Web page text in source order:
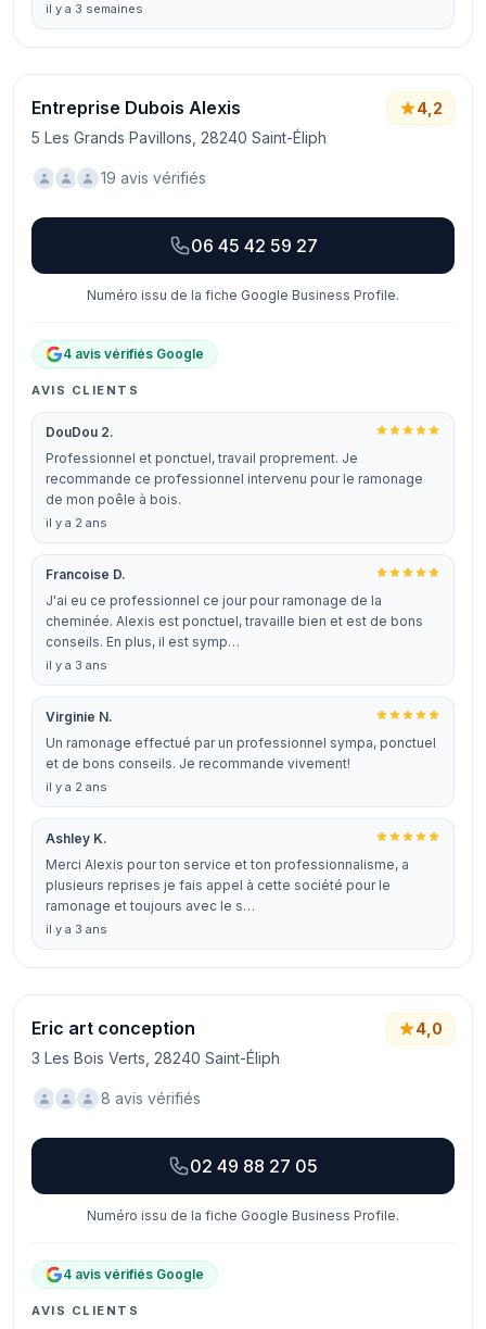
il y a 3 semaines
Entreprise Dubois Alexis
5 Les Grands Pavillons, 28240 Saint-Éliph
4,2
19 avis vérifiés
06 45 42 59 27
Numéro issu de la fiche Google Business Profile.
4 avis vérifiés Google
AVIS CLIENTS
DouDou 2.
Professionnel et ponctuel, travail proprement. Je
recommande ce professionnel intervenu pour le ramonage
de mon poêle à bois.
il y a 2 ans
Francoise D.
J'ai eu ce professionnel ce jour pour ramonage de la
cheminée. Alexis est ponctuel, travaille bien et est de bons
conseils. En plus, il est symp…
il y a 3 ans
Virginie N.
Un ramonage effectué par un professionnel sympa, ponctuel
et de bons conseils. Je recommande vivement!
il y a 2 ans
Ashley K.
Merci Alexis pour ton service et ton professionnalisme, a
plusieurs reprises je fais appel à cette société pour le
ramonage et toujours avec le s…
il y a 3 ans
Eric art conception
3 Les Bois Verts, 28240 Saint-Éliph
4,0
8 avis vérifiés
02 49 88 27 05
Numéro issu de la fiche Google Business Profile.
4 avis vérifiés Google
AVIS CLIENTS